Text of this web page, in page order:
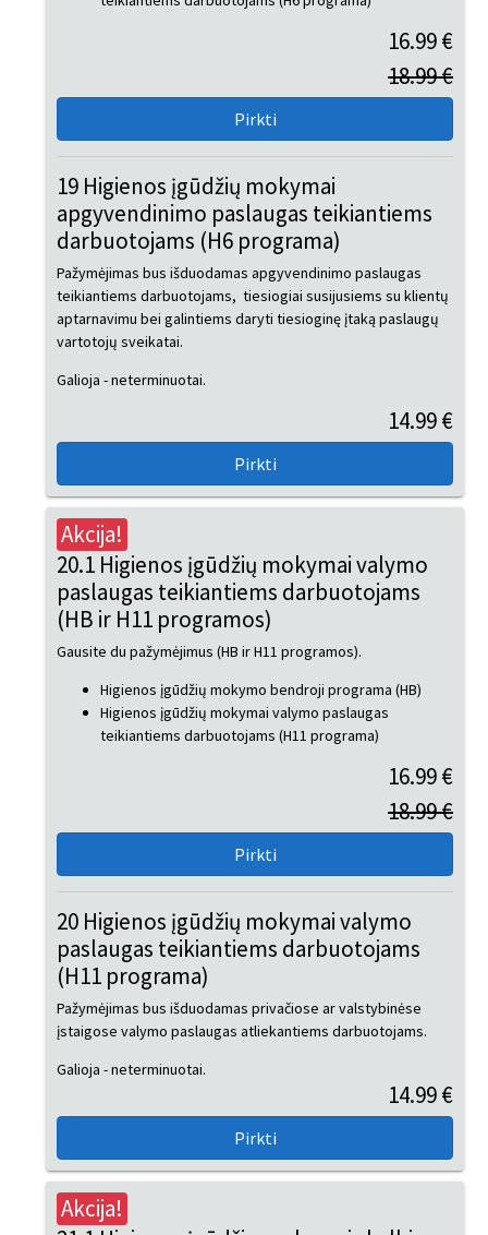
19 Higienos įgūdžių mokymai
apgyvendinimo paslaugas teikiantiems
darbuotojams (H6 programa)
Pažymėjimas bus išduodamas apgyvendinimo paslaugas
teikiantiems darbuotojams, tiesiogiai susijusiems su klientų
aptarnavimu bei galintiems daryti tiesioginę įtaką paslaugų
vartotojų sveikatai.
Galioja - neterminuotai.
14.99 €
16.99 €
18.99 €
20 Higienos įgūdžių mokymai valymo
paslaugas teikiantiems darbuotojams
(H11 programa)
Pažymėjimas bus išduodamas privačiose ar valstybinėse
įstaigose valymo paslaugas atliekantiems darbuotojams.
Galioja - neterminuotai.
14.99 €
Akcija!
20.1 Higienos įgūdžių mokymai valymo
paslaugas teikiantiems darbuotojams
(HB ir H11 programos)
Gausite du pažymėjimus (HB ir H11 programos).
Higienos įgūdžių mokymo bendroji programa (HB)
Higienos įgūdžių mokymai valymo paslaugas
teikiantiems darbuotojams (H11 programa)
16.99 €
18.99 €
Akcija!